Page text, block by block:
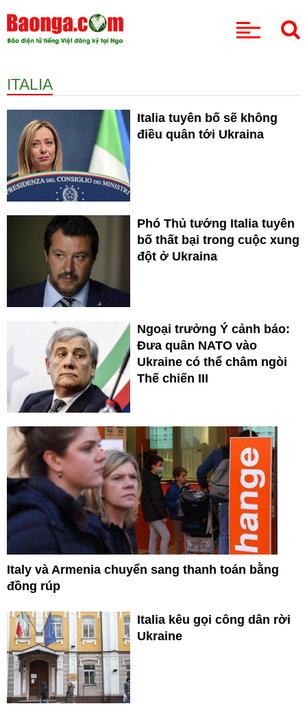
ITALIA
Italia tuyên bố sẽ không
điều quân tới Ukraina
Phó Thủ tướng Italia tuyên
bố thất bại trong cuộc xung
đột ở Ukraina
Ngoại trưởng Ý cảnh báo:
Đưa quân NATO vào
Ukraine có thể châm ngòi
Thế chiến III
Italy và Armenia chuyển sang thanh toán bằng
đồng rúp
Italia kêu gọi công dân rời
Ukraine